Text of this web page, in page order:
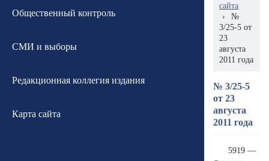
Общественный контроль
СМИ и выборы
Редакционная коллегия издания
Карта сайта
сайта
›
№
3/25-5 от
23
августа
2011 года
№ 3/25-5
от 23
августа
2011 года
5919 —